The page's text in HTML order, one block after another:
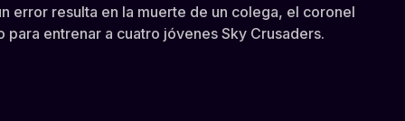
error resulta en la muerte de un colega, el coronel
para entrenar a cuatro jóvenes Sky Crusaders.